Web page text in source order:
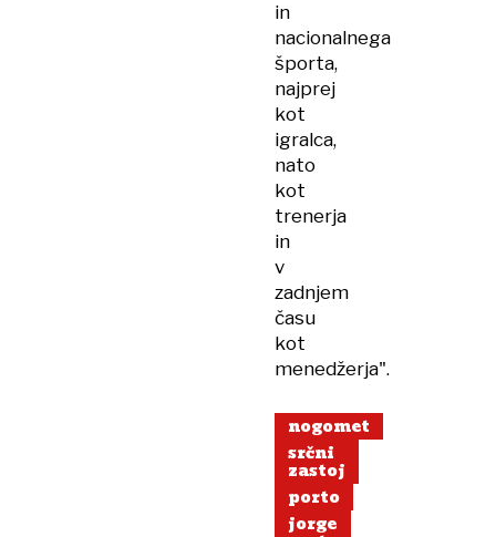
in
nacionalnega
športa,
najprej
kot
igralca,
nato
kot
trenerja
in
v
zadnjem
času
kot
menedžerja".
nogomet
srčni
zastoj
porto
jorge